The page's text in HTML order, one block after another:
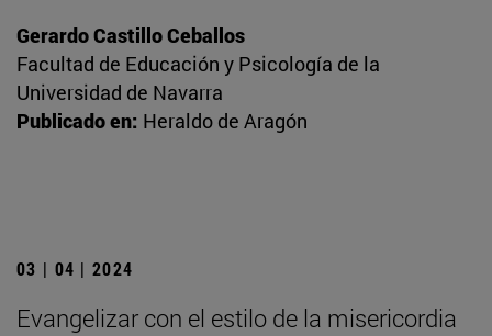
Gerardo Castillo Ceballos
Facultad de Educación y Psicología de la
Universidad de Navarra
Publicado en: Heraldo de Aragón
03 | 04 | 2024
Evangelizar con el estilo de la misericordia